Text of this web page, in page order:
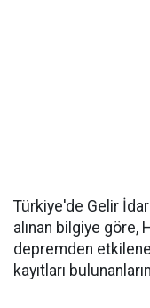
Türkiye'de Gelir
alınan bilgiye göre,
depremden
kayıtları